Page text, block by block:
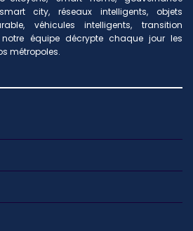
city, réseaux intelligents, objets
véhicules intelligents, transition
notre équipe décrypte chaque jour les
métropoles.